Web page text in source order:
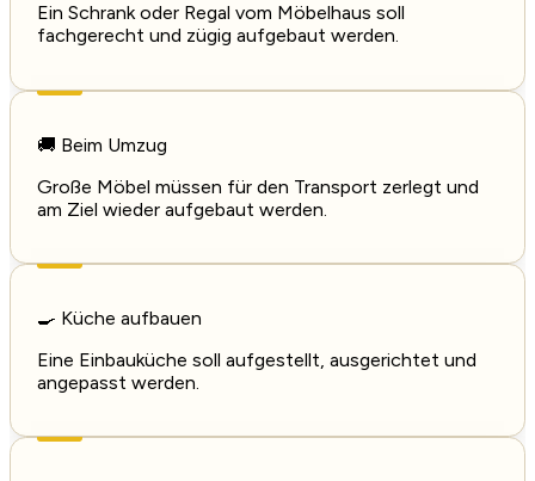
Ein Schrank oder Regal vom Möbelhaus soll
fachgerecht und zügig aufgebaut werden.
🚚 Beim Umzug
Große Möbel müssen für den Transport zerlegt und
am Ziel wieder aufgebaut werden.
🍳 Küche aufbauen
Eine Einbauküche soll aufgestellt, ausgerichtet und
angepasst werden.